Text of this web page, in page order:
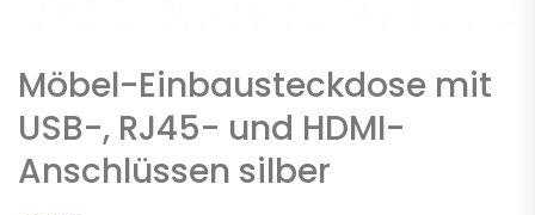
Möbel-Einbausteckdose mit
USB-, RJ45- und HDMI-
Anschlüssen silber